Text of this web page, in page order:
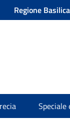
Regione